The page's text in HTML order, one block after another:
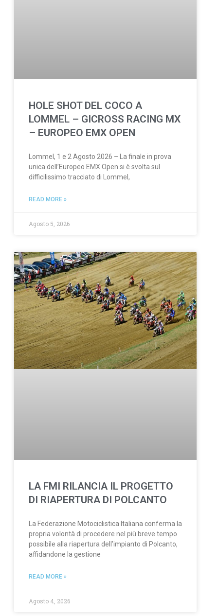
HOLE SHOT DEL COCO A
LOMMEL – GICROSS RACING MX
– EUROPEO EMX OPEN
Lommel, 1 e 2 Agosto 2026 – La finale in prova
unica dell’Europeo EMX Open si è svolta sul
difficilissimo tracciato di Lommel,
READ MORE »
Agosto 5, 2026
LA FMI RILANCIA IL PROGETTO
DI RIAPERTURA DI POLCANTO
La Federazione Motociclistica Italiana conferma la
propria volontà di procedere nel più breve tempo
possibile alla riapertura dell’impianto di Polcanto,
affidandone la gestione
READ MORE »
Agosto 4, 2026